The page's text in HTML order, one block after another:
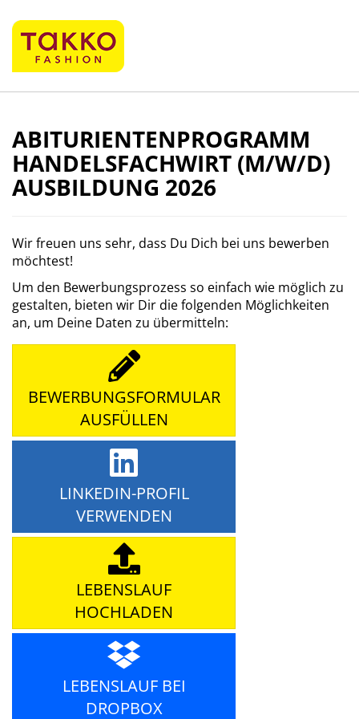
ABITURIENTENPROGRAMM
HANDELSFACHWIRT (M/W/D)
AUSBILDUNG 2026
Wir freuen uns sehr, dass Du Dich bei uns bewerben
möchtest!
Um den Bewerbungsprozess so einfach wie möglich zu
gestalten, bieten wir Dir die folgenden Möglichkeiten
an, um Deine Daten zu übermitteln:
BEWERBUNGSFORMULAR
AUSFÜLLEN
LINKEDIN-PROFIL
VERWENDEN
LEBENSLAUF
HOCHLADEN
LEBENSLAUF BEI
DROPBOX